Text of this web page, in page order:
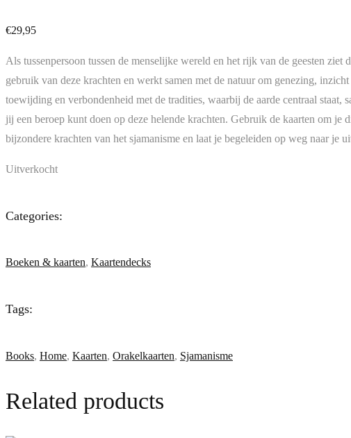
€29,95
Als tussenpersoon tussen de menselijke wereld en het rijk van de geesten
gebruik van deze krachten en werkt samen met de natuur om genezing,
toewijding en verbondenheid met de tradities, waarbij de aarde centraal
jij een beroep kunt doen op deze helende krachten. Gebruik de kaarten om
bijzondere krachten van het sjamanisme en laat je begeleiden op weg naar je
Uitverkocht
Categories:
Boeken & kaarten, Kaartendecks
Tags:
Books, Home, Kaarten, Orakelkaarten, Sjamanisme
Related products